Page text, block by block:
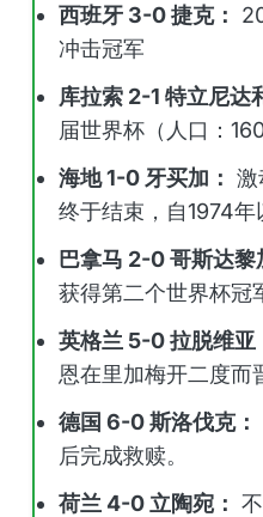
西班牙 3-0 捷克：
冲击冠军
库拉索 2-1 特立尼达
届世界杯（人口：
海地 1-0 牙买加： 激
终于结束，自1974年
巴拿马 2-0 哥斯达黎
获得第二个世界杯冠
英格兰 5-0 拉脱维亚
恩在里加梅开二度而
德国 6-0 斯洛伐克：
后完成救赎。
荷兰 4-0 立陶宛：